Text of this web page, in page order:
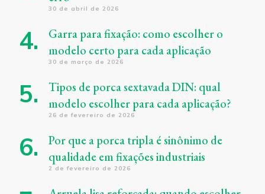
30 de abril de 2026
Garra para fixação: como escolher o
modelo certo para cada aplicação
30 de março de 2026
Tipos de porca sextavada DIN: qual
modelo escolher para cada aplicação?
26 de fevereiro de 2026
Por que a porca tripla é sinônimo de
qualidade em fixações industriais
2 de fevereiro de 2026